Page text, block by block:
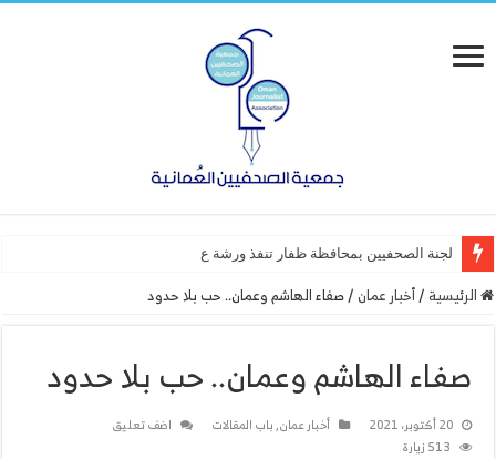
لجنة الصحفيين بمحافظة ظفار تنفذ ورشة عمل “أساسيات التص
الرئيسية /أخبار عمان /صفاء الهاشم وعمان.. حب بلا حدود
صفاء الهاشم وعمان.. حب بلا حدود
20 أكتوبر، 2021 أخبار عمان,باب المقالات
اضف تعليق
513 زيارة